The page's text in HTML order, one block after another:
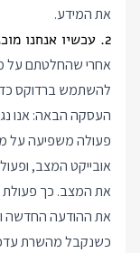
את המידע.
2. עכשיו אנחנו מוכנים לראות קצת קוד
אחרי שהחלטתם על
להשתמש ברדוקס
העסקה הבאה: אנו
פעולה משפיעה על
אובייקט המצב,
את המצב. כך פעולת
את ההודעה החדשה
כשנקבל מהשרת